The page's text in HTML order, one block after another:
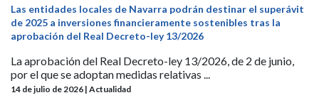
Las entidades locales de Navarra podrán destinar el superávit
de 2025 a inversiones financieramente sostenibles tras la
aprobación del Real Decreto-ley 13/2026
La aprobación del Real Decreto-ley 13/2026, de 2 de junio,
por el que se adoptan medidas relativas ...
14 de julio de 2026 | Actualidad